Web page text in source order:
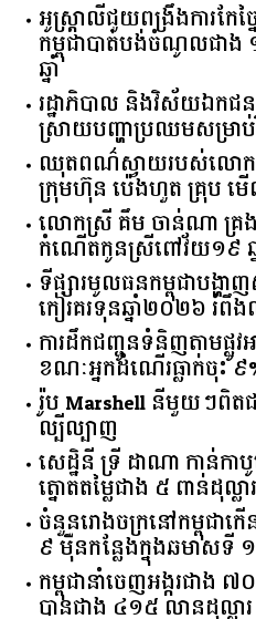
អូស្ត្រាលី​ជួយ​ពង្រឹង​ការ​កែច្
កម្ពុជា​បាត់បង់​ចំណូល​ជាង​
ឆ្នាំ​
រដ្ឋាភិបាល​ ​និង​វិស័យ​ឯកជន
ស្រាយ​បញ្ហា​ប្រឈម​​សម្រា
ឈុតពណ៌ស្វាយរបស់លោកស្
ក្រុមហ៊ុន ប៉េងហួត គ្រុប
លោកស្រី គឹម ចាន់ណា គ្រង
កំណើតកូនស្រីពៅវ័យ១៩ ឆ្ន
ទីផ្សារ​មូលធន​កម្ពុជា​បង្ហា
កៀរគរ​ទុន​ឆ្នាំ​២០២៦​ ​រំពឹ
ការដឹកជញ្ជូនទំនិញតាមផ្លូ
ខណៈអ្នកដំណើរធ្លាក់ចុះ
រ៉ូប Marshell នីមួយៗពិត
ល្បីល្បាញ
សេដ្ឋិនី ទ្រី ដាណា កាន់ក
ត្នោតតម្លៃជាង ៥ ពាន់ដុល្លារ
ចំនួន​រោងចក្រ​នៅ​កម្ពុជា​កើ
​៩​ ​ម៉ឺន​កន្លែង​ក្នុង​ឆមាស​ទី ​១​
កម្ពុជានាំចេញអង្ករជា
បានជាង ៤១៥ លានដុល្លា